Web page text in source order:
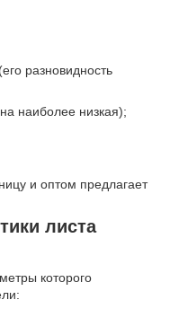
разновидность
наиболее низкая);
и оптом предлагает
листа
которого